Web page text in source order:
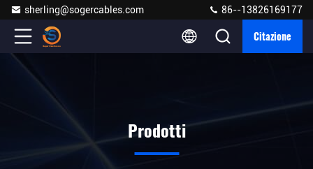
sherling@sogercables.com 86--13826169177
Citazione
Prodotti